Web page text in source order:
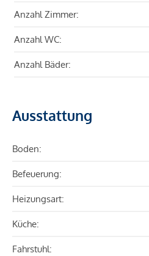
Anzahl Zimmer:
Anzahl WC:
Anzahl Bäder:
Ausstattung
Boden:
Befeuerung:
Heizungsart:
Küche:
Fahrstuhl: